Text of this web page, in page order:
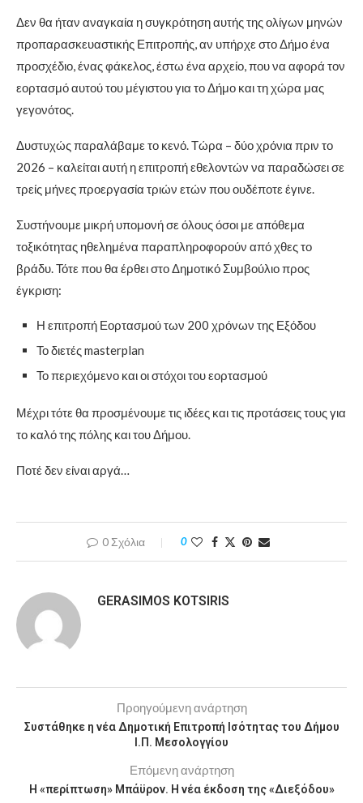
Δεν θα ήταν αναγκαία η συγκρότηση αυτής της ολίγων μηνών
προπαρασκευαστικής Επιτροπής, αν υπήρχε στο Δήμο ένα
προσχέδιο, ένας φάκελος, έστω ένα αρχείο, που να αφορά τον
εορτασμό αυτού του μέγιστου για το Δήμο και τη χώρα μας
γεγονότος.
Δυστυχώς παραλάβαμε το κενό. Τώρα – δύο χρόνια πριν το
2026 – καλείται αυτή η επιτροπή εθελοντών να παραδώσει σε
τρείς μήνες προεργασία τριών ετών που ουδέποτε έγινε.
Συστήνουμε μικρή υπομονή σε όλους όσοι με απόθεμα
τοξικότητας ηθελημένα παραπληροφορούν από χθες το
βράδυ. Τότε που θα έρθει στο Δημοτικό Συμβούλιο προς
έγκριση:
Η επιτροπή Εορτασμού των 200 χρόνων της Εξόδου
Το διετές masterplan
Το περιεχόμενο και οι στόχοι του εορτασμού
Μέχρι τότε θα προσμένουμε τις ιδέες και τις προτάσεις τους για
το καλό της πόλης και του Δήμου.
Ποτέ δεν είναι αργά…
0 Σχόλια 0
GERASIMOS KOTSIRIS
Προηγούμενη ανάρτηση
Συστάθηκε η νέα Δημοτική Επιτροπή Ισότητας του Δήμου
Ι.Π. Μεσολογγίου
Επόμενη ανάρτηση
Η «περίπτωση» Μπάϋρον. Η νέα έκδοση της «Διεξόδου»